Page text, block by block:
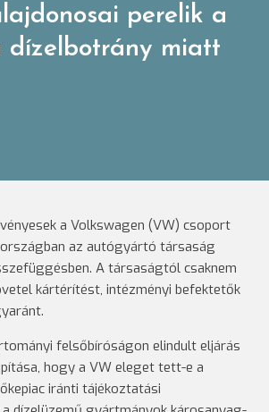
perelik a
dízelbotrány miatt
a Volkswagen (VW) csoport
az autógyártó társaság
A társaságtól csaknem
kártérítést, intézményi befektetők
felsőbíróságon elindult eljárás
hogy a VW eleget tett-e a
iránti tájékoztatási